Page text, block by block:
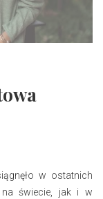
w ostatnich
na świecie, jak i w